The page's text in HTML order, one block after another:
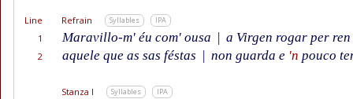
Line Refrain Syllables IPA
1 Maravillo-m' éu com' ousa | a Virgen rogar per ren
2 aquele que as sas féstas | non guarda e 'n pouco
Stanza I Syllables IPA